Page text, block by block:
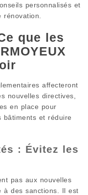
personnalisés et
que les
affecteront
nouvelles directives,
en place pour
bâtiments et réduire
: Évitez les
pas aux nouvelles
à des sanctions. Il est